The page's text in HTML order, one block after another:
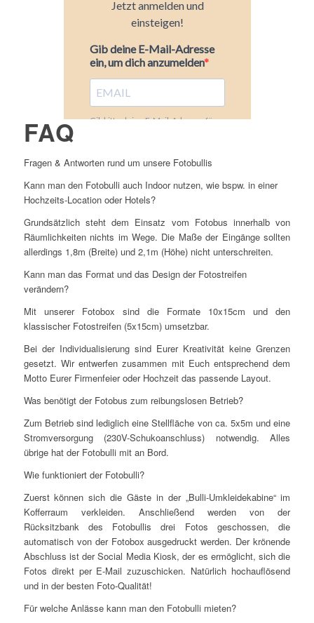
FAQ
Fragen & Antworten rund um unsere Fotobullis
Kann man den Fotobulli auch Indoor nutzen, wie bspw. in einer
Hochzeits-Location oder Hotels?
Grundsätzlich steht dem Einsatz vom Fotobus innerhalb von
Räumlichkeiten nichts im Wege. Die Maße der Eingänge sollten
allerdings 1,8m (Breite) und 2,1m (Höhe) nicht unterschreiten.
Kann man das Format und das Design der Fotostreifen
verändern?
Mit unserer Fotobox sind die Formate 10x15cm und den
klassischer Fotostreifen (5x15cm) umsetzbar.
Bei der Individualisierung sind Eurer Kreativität keine Grenzen
gesetzt. Wir entwerfen zusammen mit Euch entsprechend dem
Motto Eurer Firmenfeier oder Hochzeit das passende Layout.
Was benötigt der Fotobus zum reibungslosen Betrieb?
Zum Betrieb sind lediglich eine Stellfläche von ca. 5x5m und eine
Stromversorgung (230V-Schukoanschluss) notwendig. Alles
übrige hat der Fotobulli mit an Bord.
Wie funktioniert der Fotobulli?
Zuerst können sich die Gäste in der „Bulli-Umkleidekabine“ im
Kofferraum verkleiden. Anschließend werden von der
Rücksitzbank des Fotobullis drei Fotos geschossen, die
automatisch von der Fotobox ausgedruckt werden. Der krönende
Abschluss ist der Social Media Kiosk, der es ermöglicht, sich die
Fotos direkt per E-Mail zuzuschicken. Natürlich hochauflösend
und in der besten Foto-Qualität!
Für welche Anlässe kann man den Fotobulli mieten?